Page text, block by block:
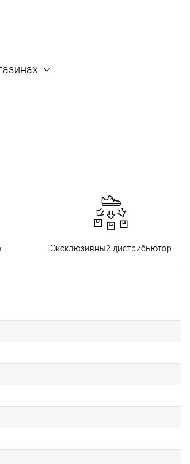
Эксклюзивный дистрибьютор